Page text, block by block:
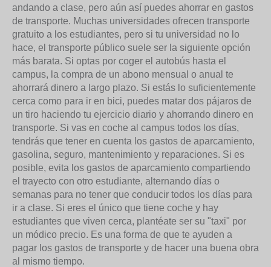
andando a clase, pero aún así puedes ahorrar en gastos
de transporte. Muchas universidades ofrecen transporte
gratuito a los estudiantes, pero si tu universidad no lo
hace, el transporte público suele ser la siguiente opción
más barata. Si optas por coger el autobús hasta el
campus, la compra de un abono mensual o anual te
ahorrará dinero a largo plazo. Si estás lo suficientemente
cerca como para ir en bici, puedes matar dos pájaros de
un tiro haciendo tu ejercicio diario y ahorrando dinero en
transporte. Si vas en coche al campus todos los días,
tendrás que tener en cuenta los gastos de aparcamiento,
gasolina, seguro, mantenimiento y reparaciones. Si es
posible, evita los gastos de aparcamiento compartiendo
el trayecto con otro estudiante, alternando días o
semanas para no tener que conducir todos los días para
ir a clase. Si eres el único que tiene coche y hay
estudiantes que viven cerca, plantéate ser su "taxi" por
un módico precio. Es una forma de que te ayuden a
pagar los gastos de transporte y de hacer una buena obra
al mismo tiempo.